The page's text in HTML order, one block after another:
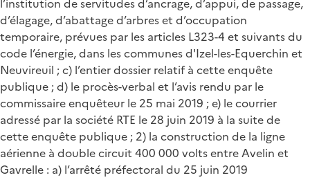
d’élagage, d’abattage d’arbres et d’occupation
temporaire, prévues par les articles L323-4 et suivants du
code l’énergie, dans les communes d'Izel-les-Equerchin et
Neuvireuil ; c) l’entier dossier relatif à cette enquête
publique ; d) le procès-verbal et l’avis rendu par le
commissaire enquêteur le 25 mai 2019 ; e) le courrier
adressé par la société RTE le 28 juin 2019 à la suite de
cette enquête publique ; 2) la construction de la ligne
aérienne à double circuit 400 000 volts entre Avelin et
Gavrelle : a) l’arrêté préfectoral du 25 juin 2019